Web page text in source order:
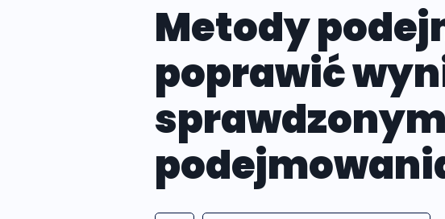
Metody
poprawić